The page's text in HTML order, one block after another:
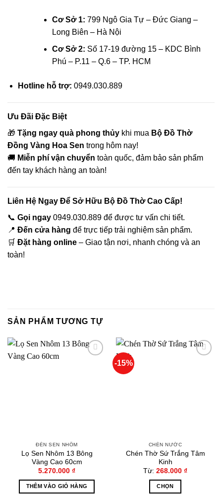
Cơ Sở 1: 799 Ngô Gia Tự – Đức Giang –
Long Biên – Hà Nội
Cơ Sở 2: Số 17-19 đường 15 – KDC Bình
Phú – P.11 – Q.6 – TP. HCM
Hotline hỗ trợ: 0949.030.889
Ưu Đãi Đặc Biệt
🎁 Tặng ngay quà phong thủy khi mua Bộ Đồ Thờ
Đồng Vàng Hoa Sen trong hôm nay!
🚚 Miễn phí vận chuyển toàn quốc, đảm bảo sản phẩm
đến tay khách hàng an toàn!
Liên Hệ Ngay Để Sở Hữu Bộ Đồ Thờ Cao Cấp!
📞 Gọi ngay 0949.030.889 để được tư vấn chi tiết.
📍 Đến cửa hàng để trực tiếp trải nghiệm sản phẩm.
🛒 Đặt hàng online – Giao tận nơi, nhanh chóng và an
toàn!
SẢN PHẨM TƯƠNG TỰ
ĐÈN SEN NHÔM
Lọ Sen Nhôm 13 Bông
Vàng Cao 60cm
5.270.000 ₫
THÊM VÀO GIỎ HÀNG
-15%
CHÉN NƯỚC
Chén Thờ Sứ Trắng Tâm
Kinh
Từ: 268.000 ₫
CHỌN